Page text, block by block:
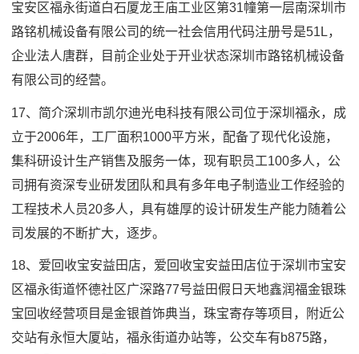
宝安区福永街道白石厦龙王庙工业区第31幢第一层南深圳市
路铭机械设备有限公司的统一社会信用代码注册号是51L，
企业法人唐群，目前企业处于开业状态深圳市路铭机械设备
有限公司的经营。
17、简介深圳市凯尔迪光电科技有限公司位于深圳福永，成
立于2006年，工厂面积1000平方米，配备了现代化设施，
集科研设计生产销售及服务一体，现有职员工100多人，公
司拥有资深专业研发团队和具有多年电子制造业工作经验的
工程技术人员20多人，具有雄厚的设计研发生产能力随着公
司发展的不断扩大，逐步。
18、爱回收宝安益田店，爱回收宝安益田店位于深圳市宝安
区福永街道怀德社区广深路77号益田假日天地鑫润福金银珠
宝回收经营项目是金银首饰典当，珠宝寄存等项目，附近公
交站有永恒大厦站，福永街道办站等，公交车有b875路，